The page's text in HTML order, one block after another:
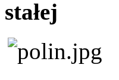
stałej